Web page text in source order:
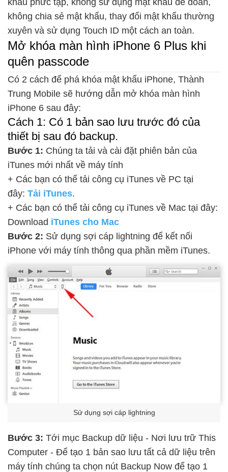
khẩu phức tạp, không sử dụng mật khẩu dễ đoán,
không chia sẻ mật khẩu, thay đổi mật khẩu thường
xuyên và sử dụng Touch ID một cách an toàn.
Mở khóa màn hình iPhone 6 Plus khi
quên passcode
Có 2 cách để phá khóa mật khẩu iPhone, Thành
Trung Mobile sẽ hướng dẫn mở khóa màn hình
iPhone 6 sau đây:
Cách 1: Có 1 bản sao lưu trước đó của
thiết bị sau đó backup.
Bước 1: Chúng ta tải và cài đặt phiên bản của
iTunes mới nhất về máy tính
+ Các bạn có thể tải công cụ iTunes về PC tại
đây: Tải iTunes.
+ Các bạn có thể tải công cụ iTunes về Mac tại đây:
Download iTunes cho Mac
Bước 2: Sử dụng sợi cáp lightning để kết nối
iPhone với máy tính thông qua phần mềm iTunes.
Sử dụng sợi cáp lightning
Bước 3: Tới mục Backup dữ liệu - Nơi lưu trữ This
Computer - Để tạo 1 bản sao lưu tất cả dữ liệu trên
máy tính chúng ta chọn nút Backup Now để tạo 1